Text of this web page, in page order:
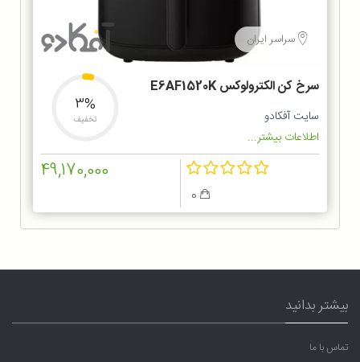
سراسر ایران
سرخ کن الکترولوکس E6AF1520K
سایت آفکادو
اطلاعات بیشتر...
3%
تخفیف
49,170,000
بیشتر بدانید
تماس با ما